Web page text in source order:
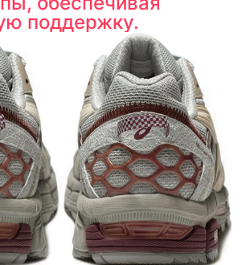
поддержку.